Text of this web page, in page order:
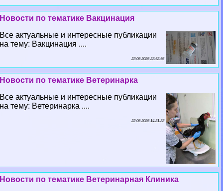
Новости по тематике Вакцинация
Все актуальные и интересные публикации
на тему: Вакцинация ....
23 06 2026 23:52:56
Новости по тематике Ветеринарка
Все актуальные и интересные публикации
на тему: Ветеринарка ....
22 06 2026 14:21:33
Новости по тематике Ветеринарная Клиника